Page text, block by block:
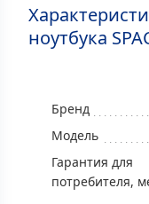
ноутбука
Бренд
Модель
Гарантия для
потребителя,